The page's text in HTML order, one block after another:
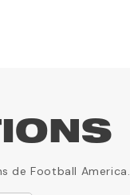
de Football America.